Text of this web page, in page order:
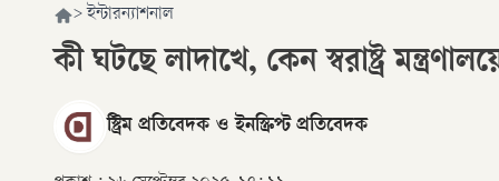
> ইন্টারন্যাশনাল
কী ঘটছে লাদাখে, কেন স্বরাষ্ট্র
স্ট্রিম প্রতিবেদকওইনস্ক্রিপ্ট প্রতিবেদক